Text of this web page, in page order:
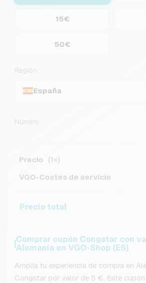
15€
50€
Región
España
Número
Precio (1×)
VGO-Costes de servicio
Precio total
Comprar cupón Congstar con
Alemania en VGO-Shop (ES)
Amplía tu experiencia de compra en
Congstar por valor de 5 €. Este